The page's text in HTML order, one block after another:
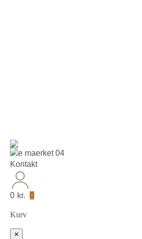
Kontakt
0 kr. 0
Kurv
×